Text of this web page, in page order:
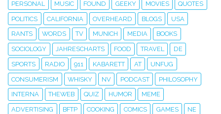
PERSONAL MUSIC FOUND GEEKY MOVIES QUOTES
POLITICS CALIFORNIA OVERHEARD BLOGS USA
RANTS WORDS TV MUNICH MEDIA BOOKS
SOCIOLOGY JAHRESCHARTS FOOD TRAVEL DE
SPORTS RADIO 911 KABARETT AT UNFUG
CONSUMERISM WHISKY NV PODCAST PHILOSOPHY
INTERNA THEWEB QUIZ HUMOR MEME
ADVERTISING BFTP COOKING COMICS GAMES NE